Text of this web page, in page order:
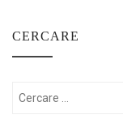
CERCARE
Cercare: